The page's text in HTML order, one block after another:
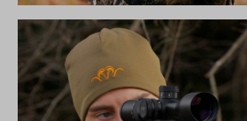
DIE NEUE SILENCE KOLLEKTION